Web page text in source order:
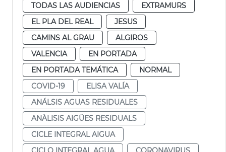
TODAS LAS AUDIENCIAS
EXTRAMURS
EL PLA DEL REAL
JESUS
CAMINS AL GRAU
ALGIROS
VALENCIA
EN PORTADA
EN PORTADA TEMÁTICA
NORMAL
COVID-19
ELISA VALÍA
ANÁLSIS AGUAS RESIDUALES
ANÀLISIS AIGÜES RESIDUALS
CICLE INTEGRAL AIGUA